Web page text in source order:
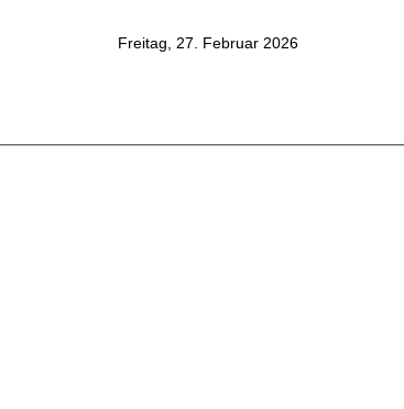
Freitag, 27. Februar 2026